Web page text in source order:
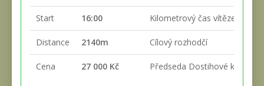
Start 16:00 Kilometrový čas vítěze
Distance 2140m Cílový rozhodčí
Cena 27 000 Kč Předseda Dostihové komise